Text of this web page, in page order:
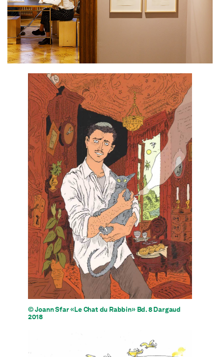
© Joann Sfar «Le Chat du Rabbin» Bd. 8 Dargaud
2018